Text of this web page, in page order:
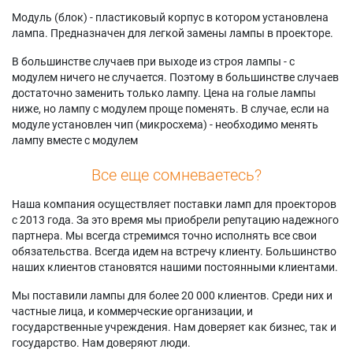
Модуль (блок) - пластиковый корпус в котором установлена
лампа. Предназначен для легкой замены лампы в проекторе.
В большинстве случаев при выходе из строя лампы - с
модулем ничего не случается. Поэтому в большинстве случаев
достаточно заменить только лампу. Цена на голые лампы
ниже, но лампу с модулем проще поменять. В случае, если на
модуле установлен чип (микросхема) - необходимо менять
лампу вместе с модулем
Все еще сомневаетесь?
Наша компания осуществляет поставки ламп для проекторов
с 2013 года. За это время мы приобрели репутацию надежного
партнера. Мы всегда стремимся точно исполнять все свои
обязательства. Всегда идем на встречу клиенту. Большинство
наших клиентов становятся нашими постоянными клиентами.
Мы поставили лампы для более 20 000 клиентов. Среди них и
частные лица, и коммерческие организации, и
государственные учреждения. Нам доверяет как бизнес, так и
государство. Нам доверяют люди.